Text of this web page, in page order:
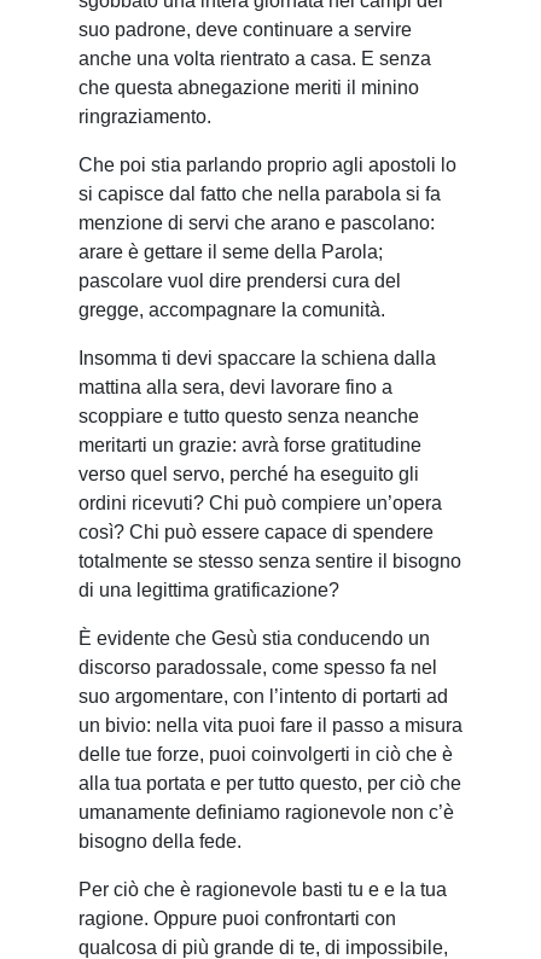
suo padrone, deve continuare a servire
anche una volta rientrato a casa. E senza
che questa abnegazione meriti il minino
ringraziamento.
Che poi stia parlando proprio agli apostoli lo
si capisce dal fatto che nella parabola si fa
menzione di servi che arano e pascolano:
arare è gettare il seme della Parola;
pascolare vuol dire prendersi cura del
gregge, accompagnare la comunità.
Insomma ti devi spaccare la schiena dalla
mattina alla sera, devi lavorare fino a
scoppiare e tutto questo senza neanche
meritarti un grazie: avrà forse gratitudine
verso quel servo, perché ha eseguito gli
ordini ricevuti? Chi può compiere un’opera
così? Chi può essere capace di spendere
totalmente se stesso senza sentire il bisogno
di una legittima gratificazione?
È evidente che Gesù stia conducendo un
discorso paradossale, come spesso fa nel
suo argomentare, con l’intento di portarti ad
un bivio: nella vita puoi fare il passo a misura
delle tue forze, puoi coinvolgerti in ciò che è
alla tua portata e per tutto questo, per ciò che
umanamente definiamo ragionevole non c’è
bisogno della fede.
Per ciò che è ragionevole basti tu e e la tua
ragione. Oppure puoi confrontarti con
qualcosa di più grande di te, di impossibile,